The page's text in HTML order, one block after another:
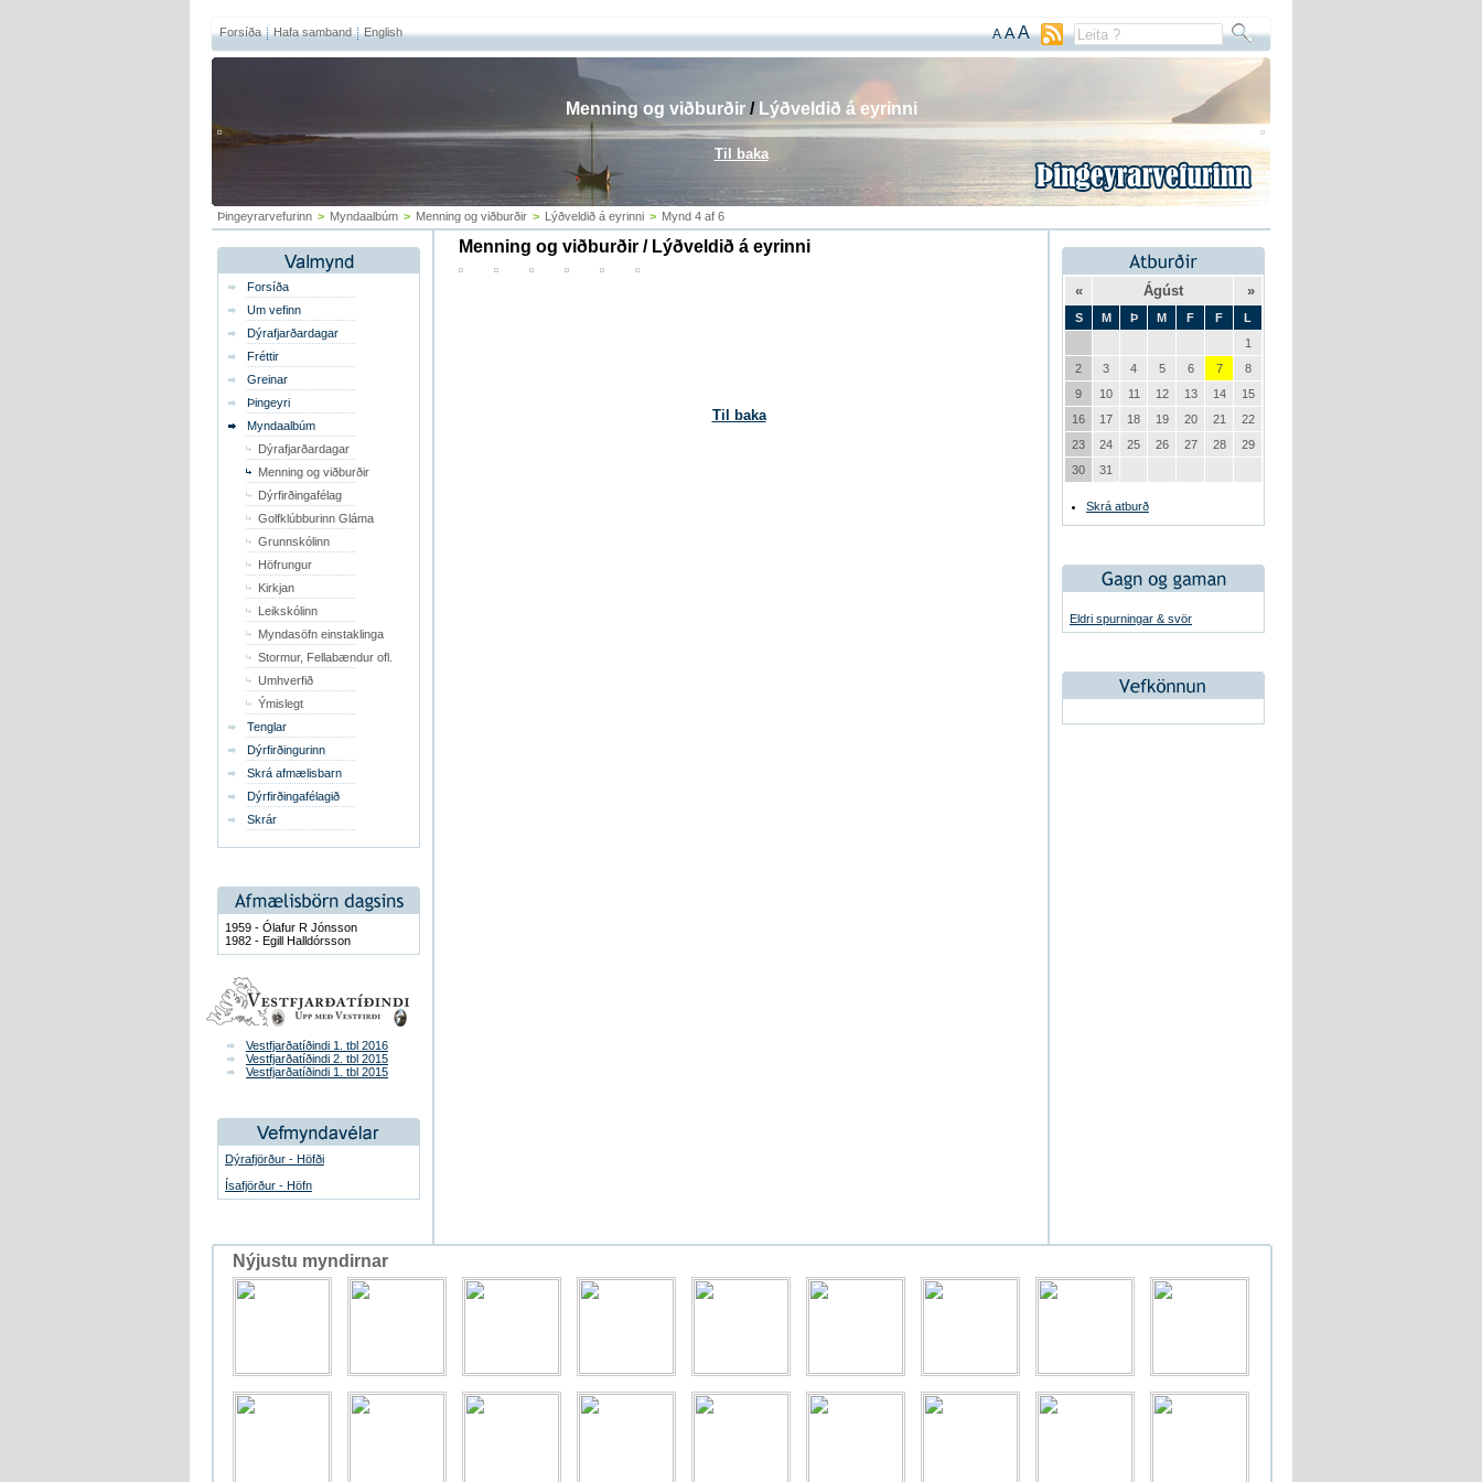
Forsíða Hafa samband English A AA
Þingeyrarvefurinn > Myndaalbúm > Menning og viðburðir > Lýðveldið á eyrinni > Mynd 4 af 6
Forsíða
Um vefinn
Dýrafjarðardagar
Fréttir
Greinar
Þingeyri
Myndaalbúm
Dýrafjarðardagar
Menning og viðburðir
Dýrfirðingafélag
Golfklúbburinn Gláma
Grunnskólinn
Höfrungur
Kirkjan
Leikskólinn
Myndasöfn einstaklinga
Stormur, Fellabændur ofl.
Umhverfið
Ýmislegt
Tenglar
Dýrfirðingurinn
Skrá afmælisbarn
Dýrfirðingafélagið
Skrár
1959 - Ólafur R Jónsson
1982 - Egill Halldórsson
Vestfjarðatíðindi 1. tbl 2016
Vestfjarðatíðindi 2. tbl 2015
Vestfjarðatíðindi 1. tbl 2015
Dýrafjörður - Höfði
Ísafjörður - Höfn
Menning og viðburðir / Lýðveldið á eyrinni
Til baka
Menning og viðburðir/ Lýðveldið á eyrinni
Til baka
« Ágúst »
S M Þ M F F
L
1
2
3 4 5 6 7
8
9
10 11 12 13 14
15
16
17 18 19 20 21
22
23
24 25 26 27 28
29
30
31
Skrá atburð
Eldri spurningar & svör
Nýjustu myndirnar